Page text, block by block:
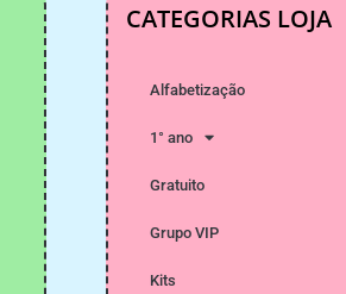
CATEGORIAS LOJA
Alfabetização
1° ano
Gratuito
Grupo VIP
Kits